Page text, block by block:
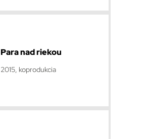
Para nad riekou
2015, koprodukcia